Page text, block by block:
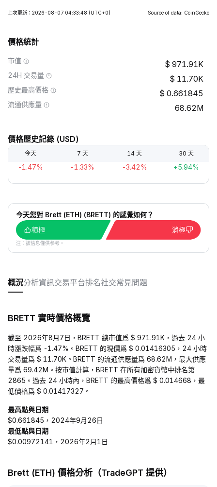
上次更新：2026-08-07 04:33:48 (UTC+0) Source of data: CoinGecko
價格統計
市值 971.91K
24H 交易量 11.70K
歷史最高價格 0.661845
流通供應量 68.62M
價格歷史記錄 (USD)
今天 7 天 14 天 30 天
-1.47% -1.33% -3.42% +5.94%
今天您對 Brett (ETH) (BRETT) 的感覺如何？
積極
消極
注：該信息僅供參考。
概況分析資訊交易平台排名社交常見問題
BRETT 實時價格概覽
截至 2026年8月7日，BRETT 總市值爲 $ 971.91K，過去 24 小
時漲跌幅爲 -1.47%。BRETT 的現價爲 $ 0.01416305，24 小時
交易量爲 $ 11.70K。BRETT 的流通供應量爲 68.62M，最大供應
量爲 69.42M。按市值計算，BRETT 在所有加密貨幣中排名第
2865。過去 24 小時內，BRETT 的最高價格爲 $ 0.014668，最
低價格爲 $ 0.01417327。
最高點與日期
$0.661845，2024年9月26日
最低點與日期
$0.00972141，2026年2月1日
Brett (ETH) 價格分析（TradeGPT 提供）